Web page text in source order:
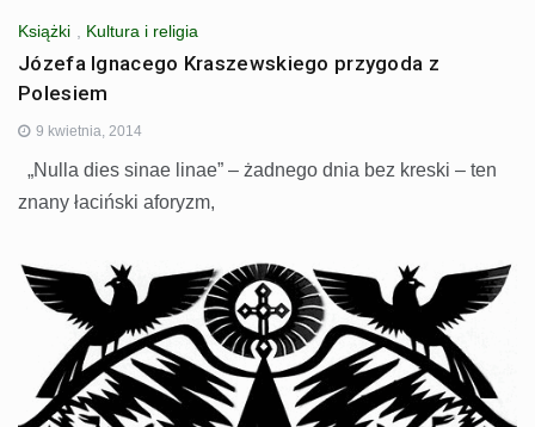
Książki Kultura i religia
Józefa Ignacego Kraszewskiego przygoda z
Polesiem
9 kwietnia, 2014
„Nulla dies sinae linae” – żadnego dnia bez kreski – ten
znany łaciński aforyzm,